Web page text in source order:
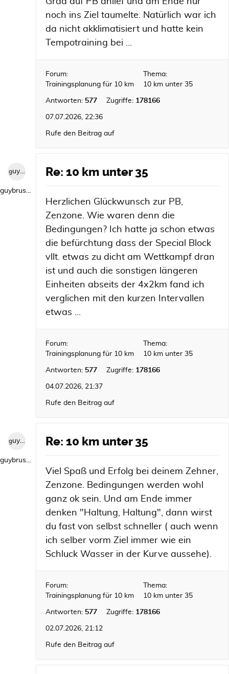
noch ins Ziel taumelte. Natürlich war ich
da nicht akklimatisiert und hatte kein
Tempotraining bei ...
Forum:
Trainingsplanung für 10 km
Thema:
10 km unter 35
Antworten: 577 Zugriffe: 178166
07.07.2026, 22:36
Rufe den Beitrag auf
guybrush1992
guybrush1992
Re: 10 km unter 35
Herzlichen Glückwunsch zur PB,
Zenzone. Wie waren denn die
Bedingungen? Ich hatte ja schon etwas
die befürchtung dass der Special Block
vllt. etwas zu dicht am Wettkampf dran
ist und auch die sonstigen längeren
Einheiten abseits der 4x2km fand ich
verglichen mit den kurzen Intervallen
etwas ...
Forum:
Trainingsplanung für 10 km
Thema:
10 km unter 35
Antworten: 577 Zugriffe: 178166
04.07.2026, 21:37
Rufe den Beitrag auf
guybrush1992
guybrush1992
Re: 10 km unter 35
Viel Spaß und Erfolg bei deinem Zehner,
Zenzone. Bedingungen werden wohl
ganz ok sein. Und am Ende immer
denken "Haltung, Haltung", dann wirst
du fast von selbst schneller ( auch wenn
ich selber vorm Ziel immer wie ein
Schluck Wasser in der Kurve aussehe).
Forum:
Trainingsplanung für 10 km
Thema:
10 km unter 35
Antworten: 577 Zugriffe: 178166
02.07.2026, 21:12
Rufe den Beitrag auf